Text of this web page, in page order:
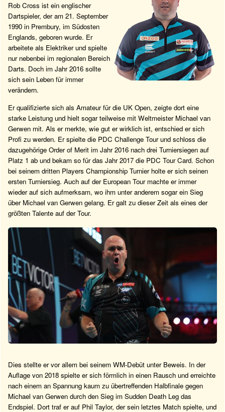
Rob Cross ist ein englischer
Dartspieler, der am 21. September
1990 in Prembury, im Südosten
Englands, geboren wurde. Er
arbeitete als Elektriker und spielte
nur nebenbei im regionalen Bereich
Darts. Doch im Jahr 2016 sollte
sich sein Leben für immer
verändern.
Er qualifizierte sich als Amateur für die UK Open, zeigte dort eine
starke Leistung und hielt sogar teilweise mit Weltmeister Michael van
Gerwen mit. Als er merkte, wie gut er wirklich ist, entschied er sich
Profi zu werden. Er spielte die PDC Challenge Tour und schloss die
dazugehörige Order of Merit im Jahr 2016 nach drei Turniersiegen auf
Platz 1 ab und bekam so für das Jahr 2017 die PDC Tour Card. Schon
bei seinem dritten Players Championship Turnier holte er sich seinen
ersten Turniersieg. Auch auf der European Tour machte er immer
wieder auf sich aufmerksam, wo ihm unter anderem sogar ein Sieg
über Michael van Gerwen gelang. Er galt zu dieser Zeit als eines der
größten Talente auf der Tour.
Dies stellte er vor allem bei seinem WM-Debüt unter Beweis. In der
Auflage von 2018 spielte er sich förmlich in einen Rausch und erreichte
nach einem an Spannung kaum zu übertreffenden Halbfinale gegen
Michael van Gerwen durch den Sieg im Sudden Death Leg das
Endspiel. Dort traf er auf Phil Taylor, der sein letztes Match spielte, und